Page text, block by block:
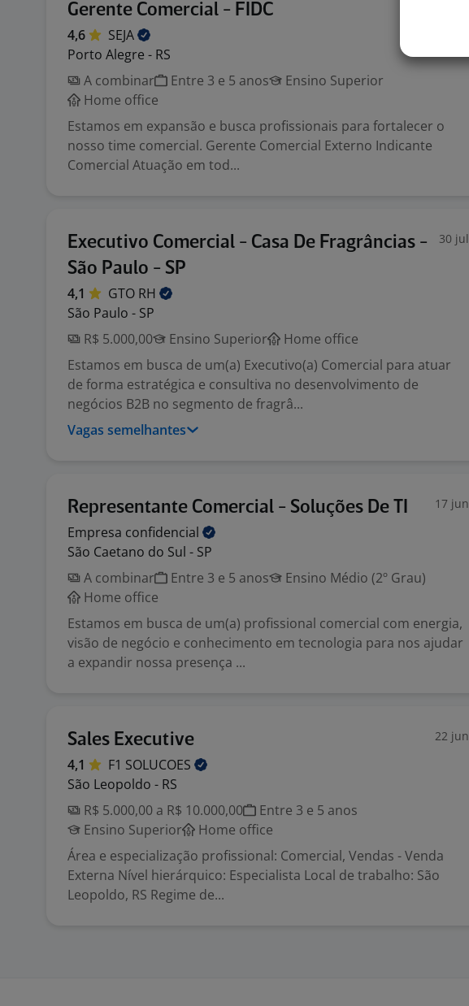
Gerente Comercial - FIDC
4,6
SEJA
Porto Alegre - RS
A combinar
Entre 3 e 5 anos
Ensino Superior
Home office
Estamos em expansão e busca profissionais para fortalecer o
nosso time comercial. Gerente Comercial Externo Indicante
Comercial Atuação em tod...
Executivo Comercial - Casa De Fragrâncias -
São Paulo - SP
30 jul
4,1 GTO RH
São Paulo - SP
R$ 5.000,00
Ensino Superior
Home office
Estamos em busca de um(a) Executivo(a) Comercial para atuar
de forma estratégica e consultiva no desenvolvimento de
negócios B2B no segmento de fragrâ...
Vagas semelhantes
Representante Comercial - Soluções De TI 17 jun
Empresa confidencial
São Caetano do Sul - SP
A combinar
Entre 3 e 5 anos
Ensino Médio (2º Grau)
Home office
Estamos em busca de um(a) profissional comercial com energia,
visão de negócio e conhecimento em tecnologia para nos ajudar
a expandir nossa presença ...
Sales Executive 22 jun
4,1 F1 SOLUCOES
São Leopoldo - RS
R$ 5.000,00 a R$ 10.000,00
Entre 3 e 5 anos
Ensino Superior
Home office
Área e especialização profissional: Comercial, Vendas - Venda
Externa Nível hierárquico: Especialista Local de trabalho: São
Leopoldo, RS Regime de...